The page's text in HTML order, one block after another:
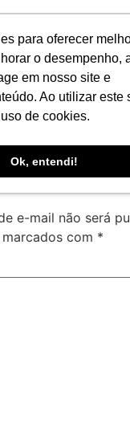
para oferecer
o desempenho,
em nosso site e
Ao utilizar este
de cookies.
Ok, entendi!
e-mail não será
com *